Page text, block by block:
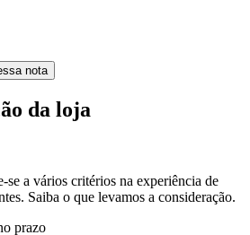
nota
da loja
se a vários critérios na experiência de
Saiba o que levamos a consideração.
prazo